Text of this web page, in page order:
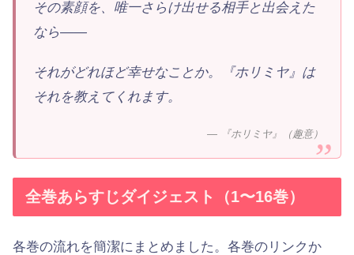
その素顔を、唯一さらけ出せる相手と出会えた
なら——
それがどれほど幸せなことか。『ホリミヤ』は
それを教えてくれます。
— 『ホリミヤ』（趣意）
全巻あらすじダイジェスト（1〜16巻）
各巻の流れを簡潔にまとめました。各巻のリンクか